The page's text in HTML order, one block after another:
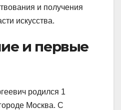
и получения
искусства.
и первые
родился 1
Москва. С